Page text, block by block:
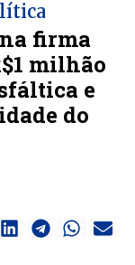
firma
milhão
e
do